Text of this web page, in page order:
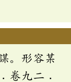
。形容某
卷九二．